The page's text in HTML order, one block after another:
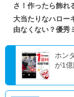
さ！作ったら飾れ
大当たりなハロー
由なくない？優秀
ホン
が1